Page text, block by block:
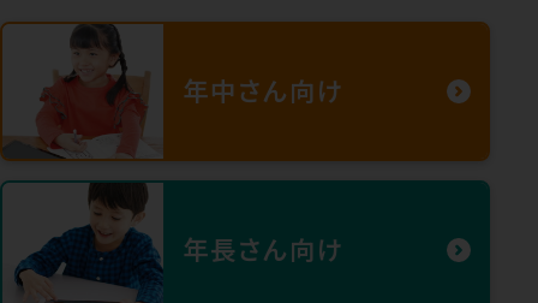
年中さん向け
年長さん向け